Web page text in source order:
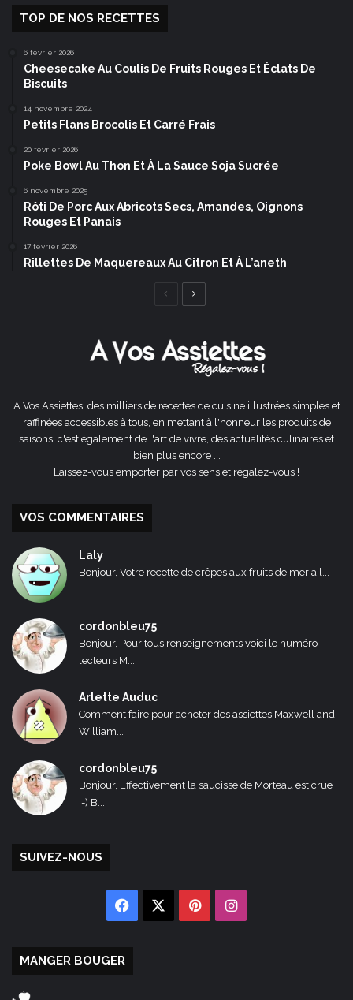
TOP DE NOS RECETTES
6 février 2026
Cheesecake Au Coulis De Fruits Rouges Et Éclats De
Biscuits
14 novembre 2024
Petits Flans Brocolis Et Carré Frais
20 février 2026
Poke Bowl Au Thon Et À La Sauce Soja Sucrée
6 novembre 2025
Rôti De Porc Aux Abricots Secs, Amandes, Oignons
Rouges Et Panais
17 février 2026
Rillettes De Maquereaux Au Citron Et À L’aneth
Page
A Vos Assiettes, des milliers de recettes de cuisine illustrées simples et
raffinées accessibles à tous, en mettant à l'honneur les produits de
saisons, c'est également de l'art de vivre, des actualités culinaires et
bien plus encore ...
Laissez-vous emporter par vos sens et régalez-vous !
VOS COMMENTAIRES
Laly
Bonjour, Votre recette de crêpes aux fruits de mer a l...
cordonbleu75
Bonjour, Pour tous renseignements voici le numéro
lecteurs M...
Arlette Auduc
Comment faire pour acheter des assiettes Maxwell and
William...
cordonbleu75
Bonjour, Effectivement la saucisse de Morteau est crue
:-) B...
SUIVEZ-NOUS
Facebook PinterestInstagram
MANGER BOUGER